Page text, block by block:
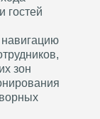
гостей
зон